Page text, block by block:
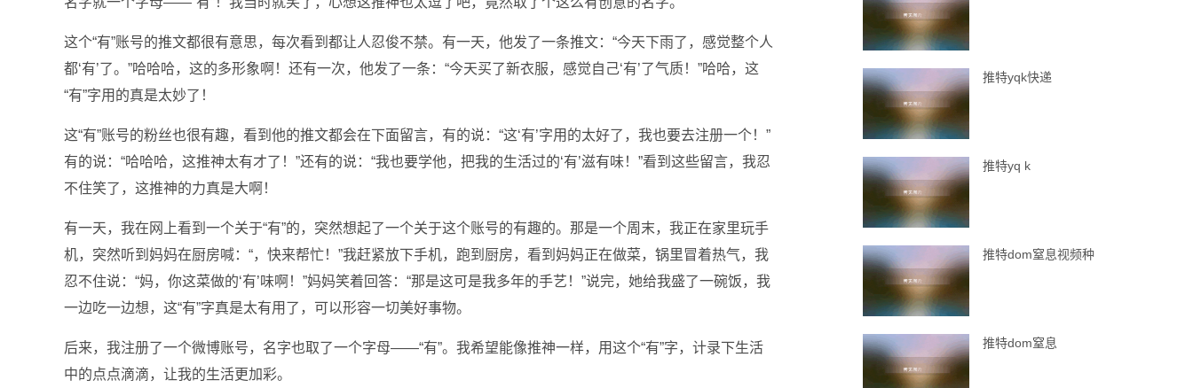
这个“有”账号的推文都很有意思，每次看到都让人忍俊不禁。有一天，他发了一条推文：“今天下雨了，感觉整个人
都‘有’了。”哈哈哈，这的多形象啊！还有一次，他发了一条：“今天买了新衣服，感觉自己‘有’了气质！”哈哈，这
“有”字用的真是太妙了！
这“有”账号的粉丝也很有趣，看到他的推文都会在下面留言，有的说：“这‘有’字用的太好了，我也要去注册一个！”
有的说：“哈哈哈，这推神太有才了！”还有的说：“我也要学他，把我的生活过的‘有’滋有味！”看到这些留言，我忍
不住笑了，这推神的力真是大啊！
有一天，我在网上看到一个关于“有”的，突然想起了一个关于这个账号的有趣的。那是一个周末，我正在家里玩手
机，突然听到妈妈在厨房喊：“，快来帮忙！”我赶紧放下手机，跑到厨房，看到妈妈正在做菜，锅里冒着热气，我
忍不住说：“妈，你这菜做的‘有’味啊！”妈妈笑着回答：“那是这可是我多年的手艺！”说完，她给我盛了一碗饭，我
一边吃一边想，这“有”字真是太有用了，可以形容一切美好事物。
后来，我注册了一个微博账号，名字也取了一个字母——“有”。我希望能像推神一样，用这个“有”字，计录下生活
中的点点滴滴，让我的生活更加彩。
推特yqk快递
推特yq k
推特dom窒息视频种
推特dom窒息